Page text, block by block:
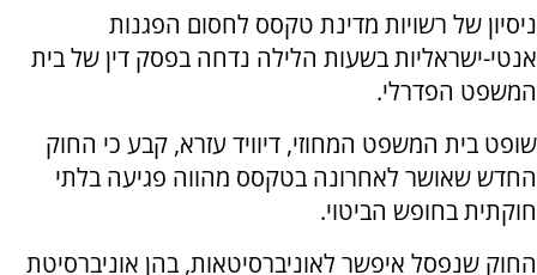
ניסיון של רשויות מדינת טקסס לחסום הפגנות
אנטי-ישראליות בשעות הלילה נדחה בפסק דין של בית
המשפט הפדרלי.
שופט בית המשפט המחוזי, דיוויד עזרא, קבע כי החוק
החדש שאושר לאחרונה בטקסס מהווה פגיעה בלתי
חוקתית בחופש הביטוי.
החוק שנפסל איפשר לאוניברסיטאות, בהן אוניברסיטת